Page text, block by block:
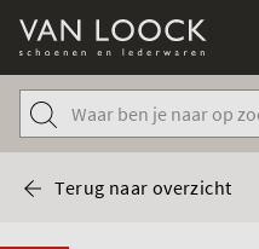
Terug naar overzicht